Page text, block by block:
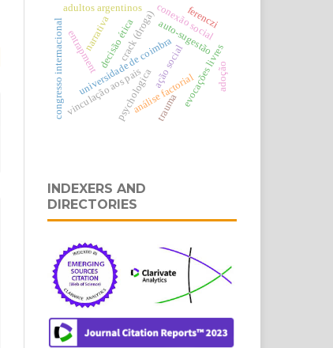
auto-sugestão
universidade de coimbra
psychologica
análise factorial
narrativa
entrapment evocações livres
congresso internacional crack (droga)conexão social
adultos argentinos
vinculação aos paisação social
decisão ética ferenczi
trauma
adoção
INDEXERS AND
DIRECTORIES